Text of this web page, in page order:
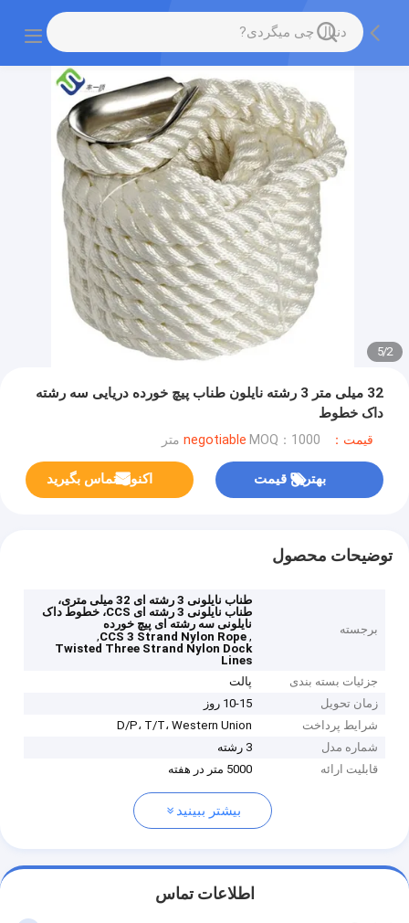
2
/
5
32 میلی متر 3 رشته نایلون طناب پیچ خورده دریایی سه رشته
داک خطوط
قیمت：negotiable MOQ：1000 متر
بهترین قیمت اکنون تماس بگیرید
توضیحات محصول
برجسته
طناب نایلونی 3 رشته ای 32 میلی متری،
طناب نایلونی 3 رشته ای CCS، خطوط داک
نایلونی سه رشته ای پیچ خورده
,
CCS 3 Strand Nylon Rope
,
Twisted Three Strand Nylon Dock
Lines
جزئیات بسته بندی
پالت
زمان تحویل
10-15 روز
شرایط پرداخت
D/P، T/T، Western Union
شماره مدل
3 رشته
قابلیت ارائه
5000 متر در هفته
بیشتر ببینید
اطلاعات تماس